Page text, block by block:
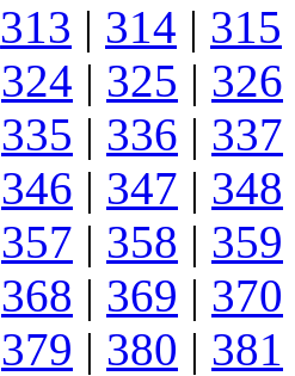
313 | 314 | 315
324 | 325 | 326
335 | 336 | 337
346 | 347 | 348
357 | 358 | 359
368 | 369 | 370
379 | 380 | 381